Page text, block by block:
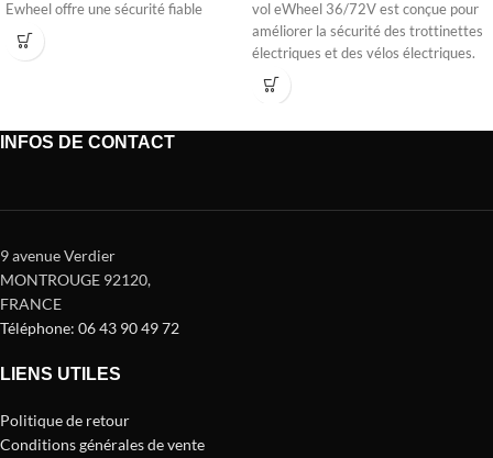
Ewheel offre une sécurité fiable
contre le
vol eWheel 36/72V est conçue pour
améliorer la sécurité des trottinettes
électriques et des vélos électriques.
INFOS DE CONTACT
9 avenue Verdier
MONTROUGE 92120,
FRANCE
Téléphone: 06 43 90 49 72
LIENS UTILES
Politique de retour
Conditions générales de vente